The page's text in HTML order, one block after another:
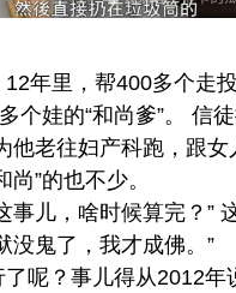
年里，帮400多个走
个娃的“和尚爹”。 信
他老往妇产科跑，跟女
”的也不少。
事儿，啥时候算完？”
没鬼了，我才成佛。”
呢？事儿得从2012年